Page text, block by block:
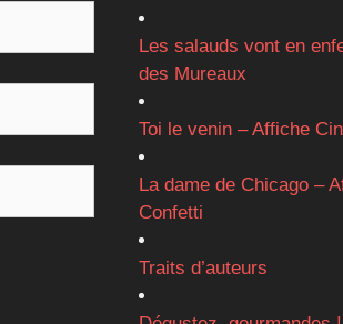
Les salauds vont en
des Mureaux
Toi le venin – Affiche
La dame de Chicago –
Confetti
Traits d’auteurs